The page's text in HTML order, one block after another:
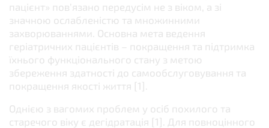
пацієнт» пов’язано передусім не з віком, а зі
значною ослабленістю та множинними
захворюваннями. Основна мета ведення
геріатричних пацієнтів – покращення та підтримка
їхнього функціонального стану з метою
збереження здатності до самообслуговування та
покращення якості життя [1].
Однією з вагомих проблем у осіб похилого та
старечого віку є дегідратація [1]. Для повноцінного